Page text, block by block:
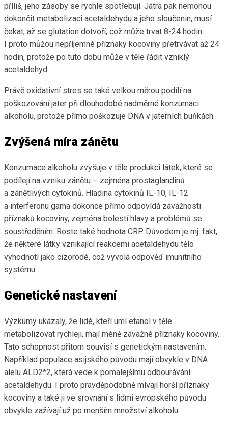
příliš, jeho zásoby se rychle spotřebují. Játra pak nemohou
dokončit metabolizaci acetaldehydu a jeho sloučenin, musí
čekat, až se glutation dotvoří, což může trvat 8-24 hodin.
I proto můžou nepříjemné příznaky kocoviny přetrvávat až 24
hodin, protože po tuto dobu může v těle řádit vzniklý
acetaldehyd.
Právě oxidativní stres se také velkou měrou podílí na
poškozování jater při dlouhodobé nadměrné konzumaci
alkoholu, protože přímo poškozuje DNA v jaterních buňkách.
Zvýšená míra zánětu
Konzumace alkoholu zvyšuje v těle produkci látek, které se
podílejí na vzniku zánětu – zejména prostaglandinů
a zánětlivých cytokinů. Hladina cytokinů IL-10, IL-12
a interferonu gama dokonce přímo odpovídá závažnosti
příznaků kocoviny, zejména bolestí hlavy a problémů se
soustředěním. Roste také hodnota CRP. Důvodem je mj. fakt,
že některé látky vznikající reakcemi acetaldehydu tělo
vyhodnotí jako cizorodé, což vyvolá odpověď imunitního
systému.
Genetické nastavení
Výzkumy ukázaly, že lidé, kteří umí etanol v těle
metabolizovat rychleji, mají méně závažné příznaky kocoviny.
Tato schopnost přitom souvisí s genetickým nastavením.
Například populace asijského původu mají obvykle v DNA
alelu ALD2*2, která vede k pomalejšímu odbourávání
acetaldehydu. I proto pravděpodobně mívají horší příznaky
kocoviny a také ji ve srovnání s lidmi evropského původu
obvykle zažívají už po menším množství alkoholu.